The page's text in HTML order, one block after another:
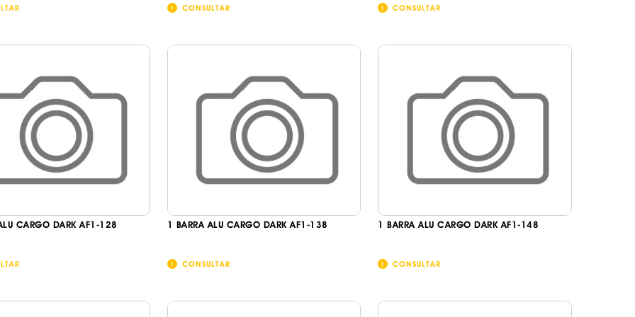
3D
ALCATIFA
ALCATIFA
BORRACHA
BORRACHA
CONSULTAR CONSULTAR
CARGO DARK AF1-128 1 BARRA ALU CARGO DARK AF1-138
CONSULTAR
1 BARRA ALU CARGO DARK AF1-148
CONSULTAR